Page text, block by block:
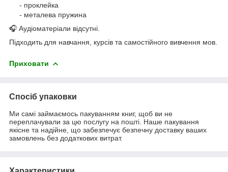
- проклейка
- металева пружина
🎧 Аудіоматеріали відсутні.
Підходить для навчання, курсів та самостійного вивчення мов.
Приховати
Спосіб упаковки
Ми самі займаємось пакуванням книг, щоб ви не
переплачували за цю послугу на пошті. Наше пакування
якісне та надійне, що забезпечує безпечну доставку ваших
замовлень без додаткових витрат.